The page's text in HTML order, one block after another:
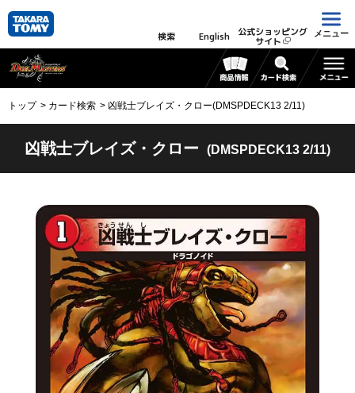
検索 English 公式ショッピング
サイト
メニュー
トップ カード検索 凶戦士ブレイズ・クロー(DMSPDECK13 2/11)
凶戦士ブレイズ・クロー (DMSPDECK13 2/11)